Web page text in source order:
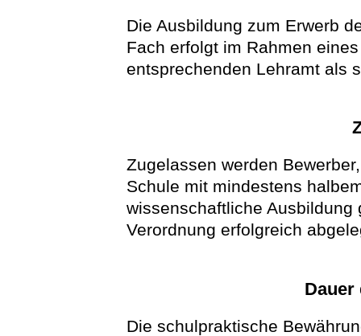
Die Ausbildung zum Erwerb
Fach erfolgt im Rahmen
entsprechenden Lehramt als
Zugelassen werden
Schule mit mindestens
wissenschaftliche
Verordnung erfolgreich
Dauer
Die schulpraktische